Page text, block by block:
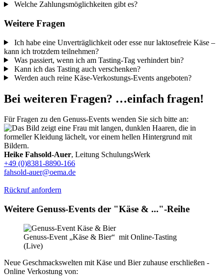
Welche Zahlungsmöglichkeiten gibt es?
Weitere Fragen
Ich habe eine Unverträglichkeit oder esse nur laktosefreie Käse –
kann ich trotzdem teilnehmen?
Was passiert, wenn ich am Tasting-Tag verhindert bin?
Kann ich das Tasting auch verschenken?
Werden auch reine Käse-Verkostungs-Events angeboten?
Bei weiteren Fragen? …einfach fragen!
Für Fragen zu den Genuss-Events wenden Sie sich bitte an:
Heike Fahsold-Auer, Leitung SchulungsWerk
+49 (0)8381-8890-166
fahsold-auer@oema.de
Rückruf anfordern
Weitere Genuss-Events der "Käse & ..."-Reihe
Genuss-Event „Käse & Bier“ mit Online-Tasting
(Live)
Neue Geschmackswelten mit Käse und Bier zuhause erschließen -
Online Verkostung von: